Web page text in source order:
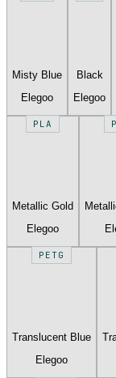
Misty Blue
Elegoo
Black
Elegoo
PLA
Metallic Gold
Elegoo
PETG
Translucent Blue
Elegoo